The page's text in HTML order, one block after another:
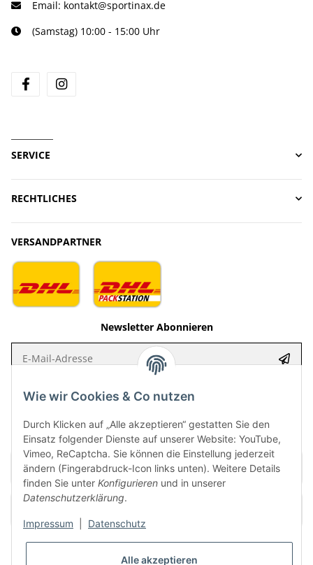
Wie wir Cookies & Co nutzen
Durch Klicken auf „Alle akzeptieren“ gestatten Sie den
Einsatz folgender Dienste auf unserer Website: YouTube,
Vimeo, ReCaptcha. Sie können die Einstellung jederzeit
ändern (Fingerabdruck-Icon links unten). Weitere Details
finden Sie unter Konfigurieren und in unserer
Datenschutzerklärung.
Impressum Datenschutz
Alle akzeptieren
Email: kontakt@sportinax.de
(Samstag) 10:00 - 15:00 Uhr
facebook
SERVICE
RECHTLICHES
VERSANDPARTNER
Newsletter Abonnieren
Bitte senden Sie mir entsprechend Ihrer Datenschutzerklärung regelmäßig
und jederzeit widerruflich Informationen zu Ihrem Produktsortiment per E-